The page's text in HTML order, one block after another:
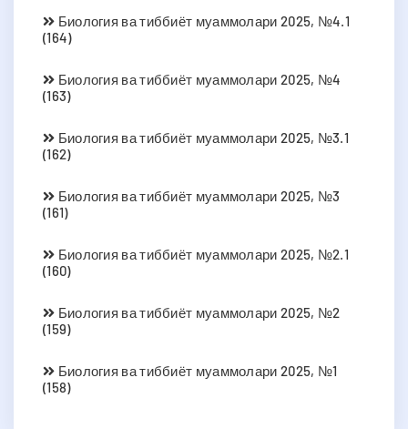
Биология ва тиббиёт муаммолари 2025, №4.1
(164)
Биология ва тиббиёт муаммолари 2025, №4
(163)
Биология ва тиббиёт муаммолари 2025, №3.1
(162)
Биология ва тиббиёт муаммолари 2025, №3
(161)
Биология ва тиббиёт муаммолари 2025, №2.1
(160)
Биология ва тиббиёт муаммолари 2025, №2
(159)
Биология ва тиббиёт муаммолари 2025, №1
(158)